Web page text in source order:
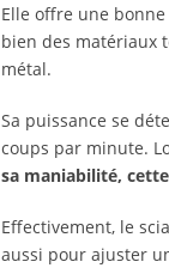
Elle offre une
bien des matériaux
métal.
Sa puissance se
coups par minute.
sa maniabilité,
Effectivement, le
aussi pour ajuster